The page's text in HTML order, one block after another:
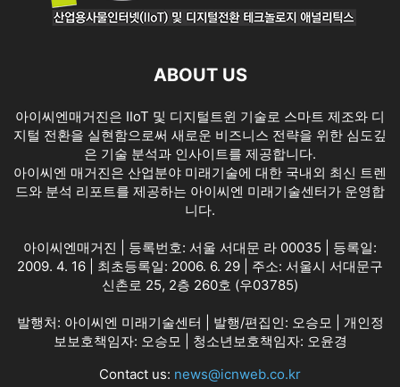
ABOUT US
아이씨엔매거진은 IIoT 및 디지털트윈 기술로 스마트 제조와 디
지털 전환을 실현함으로써 새로운 비즈니스 전략을 위한 심도깊
은 기술 분석과 인사이트를 제공합니다.
아이씨엔 매거진은 산업분야 미래기술에 대한 국내외 최신 트렌
드와 분석 리포트를 제공하는 아이씨엔 미래기술센터가 운영합
니다.
아이씨엔매거진 | 등록번호: 서울 서대문 라 00035 | 등록일:
2009. 4. 16 | 최초등록일: 2006. 6. 29 | 주소: 서울시 서대문구
신촌로 25, 2층 260호 (우03785)
발행처: 아이씨엔 미래기술센터 | 발행/편집인: 오승모 | 개인정
보보호책임자: 오승모 | 청소년보호책임자: 오윤경
Contact us: news@icnweb.co.kr